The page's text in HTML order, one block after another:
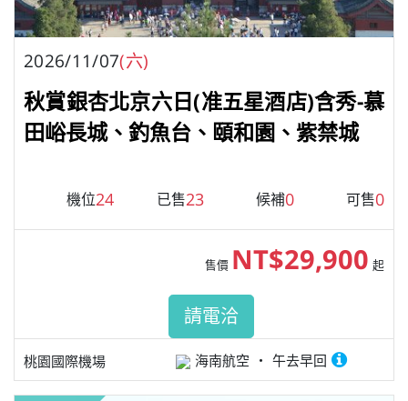
2026/11/07(六)
秋賞銀杏北京六日(准五星酒店)含秀-慕
田峪長城、釣魚台、頤和園、紫禁城
機位24 已售23 候補0 可售0
桃園國際機場 海南航空 午去早回
售價 NT$29,900 起
請電洽